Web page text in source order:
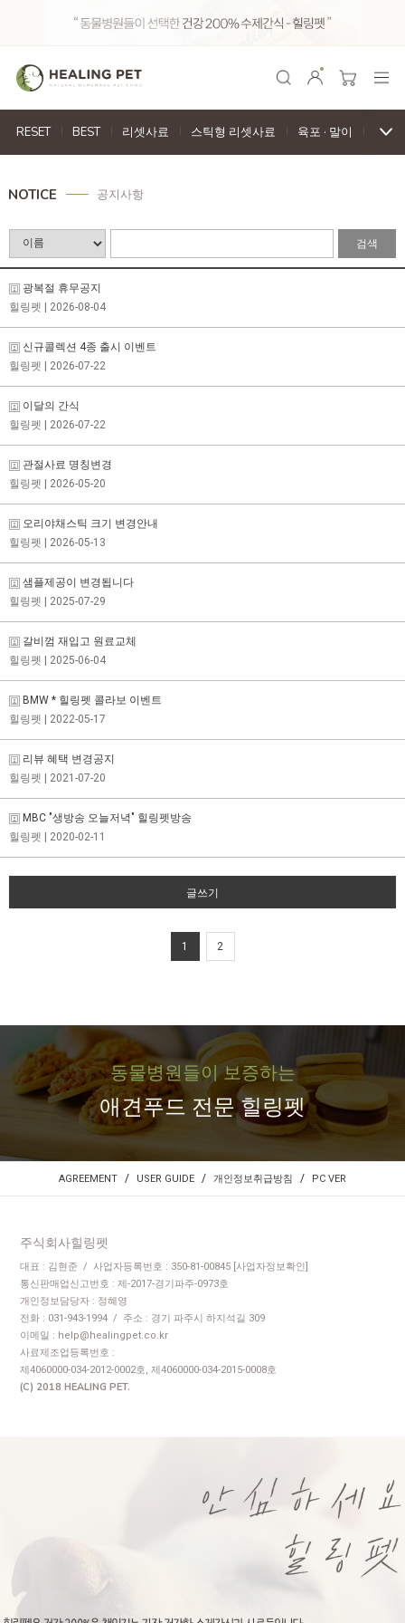
RESET BEST 리셋사료 스틱형 리셋사료 육포 · 말이 천연
NOTICE 공지사항
검색
광복절 휴무공지
힐링펫 | 2026-08-04
신규콜렉션 4종 출시 이벤트
힐링펫 | 2026-07-22
이달의 간식
힐링펫 | 2026-07-22
관절사료 명칭변경
힐링펫 | 2026-05-20
오리야채스틱 크기 변경안내
힐링펫 | 2026-05-13
샘플제공이 변경됩니다
힐링펫 | 2025-07-29
갈비껌 재입고 원료교체
힐링펫 | 2025-06-04
BMW * 힐링펫 콜라보 이벤트
힐링펫 | 2022-05-17
리뷰 혜택 변경공지
힐링펫 | 2021-07-20
MBC "생방송 오늘저녁" 힐링펫방송
힐링펫 | 2020-02-11
글쓰기
1 2
동물병원들이 보증하는
애견푸드 전문 힐링펫
AGREEMENT / USER GUIDE / 개인정보취급방침 / PC VER
주식회사힐링펫
대표 : 김현준 / 사업자등록번호 : 350-81-00845 [사업자정보확인]
통신판매업신고번호 : 제-2017-경기파주-0973호
개인정보담당자 : 정혜영
전화 : 031-943-1994 / 주소 : 경기 파주시 하지석길 309
이메일 : help@healingpet.co.kr
사료제조업등록번호 :
제4060000-034-2012-0002호, 제4060000-034-2015-0008호
(C) 2018 HEALING PET.